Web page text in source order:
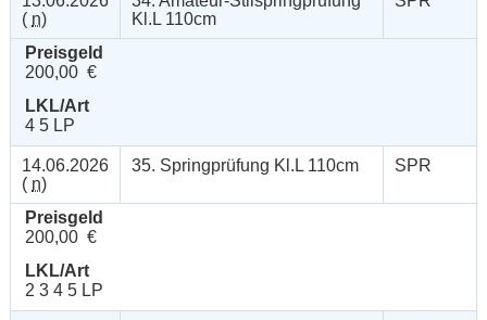
( n)
Kl.L 110cm
Preisgeld
200,00 €
LKL/Art
4 5 LP
14.06.2026
( n)
35. Springprüfung Kl.L 110cm SPR
Preisgeld
200,00 €
LKL/Art
2 3 4 5 LP